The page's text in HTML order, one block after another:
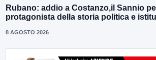
Rubano: addio a Costanzo,il Sannio
protagonista della storia politica e
8 AGOSTO 2026